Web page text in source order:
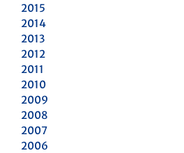
2015
2014
2013
2012
2011
2010
2009
2008
2007
2006